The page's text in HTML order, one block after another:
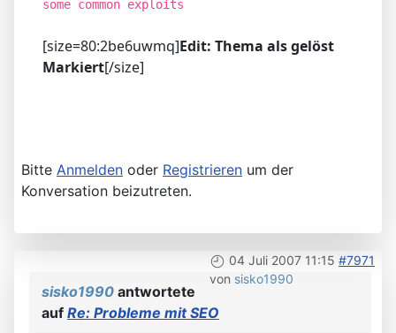
[size=80:2be6uwmq]Edit: Thema als gelöst
Markiert[/size]
Bitte Anmelden oder Registrieren um der
Konversation beizutreten.
04 Juli 2007 11:15 #7971
von sisko1990
sisko1990 antwortete
auf Re: Probleme mit SEO